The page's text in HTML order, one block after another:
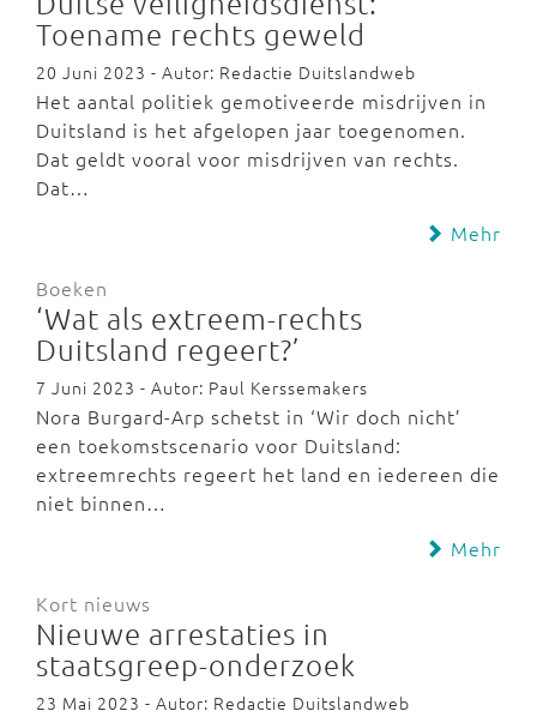
Toename rechts geweld
20 Juni 2023 - Autor: Redactie Duitslandweb
Het aantal politiek gemotiveerde misdrijven in
Duitsland is het afgelopen jaar toegenomen.
Dat geldt vooral voor misdrijven van rechts.
Dat…
Mehr
Boeken
‘Wat als extreem-rechts
Duitsland regeert?’
7 Juni 2023 - Autor: Paul Kerssemakers
Nora Burgard-Arp schetst in ‘Wir doch nicht’
een toekomstscenario voor Duitsland:
extreemrechts regeert het land en iedereen die
niet binnen…
Mehr
Kort nieuws
Nieuwe arrestaties in
staatsgreep-onderzoek
23 Mai 2023 - Autor: Redactie Duitslandweb